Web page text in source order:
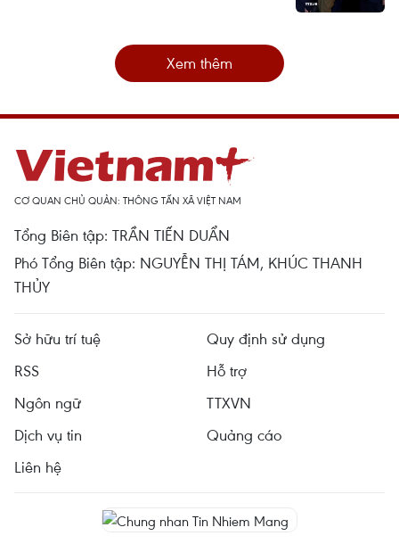
Xem thêm
CƠ QUAN CHỦ QUẢN: THÔNG TẤN XÃ VIỆT NAM
Tổng Biên tập: TRẦN TIẾN DUẨN
Phó Tổng Biên tập: NGUYỄN THỊ TÁM, KHÚC THANH
THỦY
Sở hữu trí tuệ
Quy định sử dụng
RSS
Hỗ trợ
Ngôn ngữ
TTXVN
Dịch vụ tin
Quảng cáo
Liên hệ